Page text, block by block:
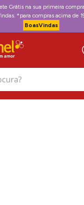
Grátis na sua primeira
*para compras acima de
BoasVindas